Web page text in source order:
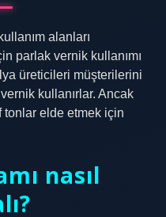
alanları
parlak vernik kullanımı
üreticileri müşterilerini
kullanırlar. Ancak
tonlar elde etmek için
nasıl